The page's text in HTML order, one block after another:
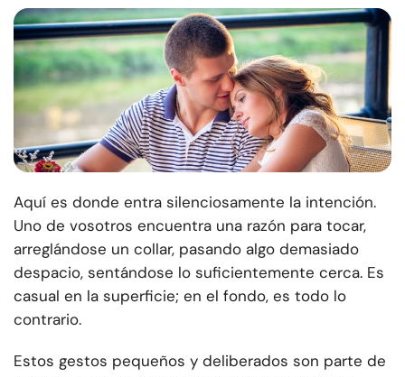
Aquí es donde entra silenciosamente la intención.
Uno de vosotros encuentra una razón para tocar,
arreglándose un collar, pasando algo demasiado
despacio, sentándose lo suficientemente cerca. Es
casual en la superficie; en el fondo, es todo lo
contrario.
Estos gestos pequeños y deliberados son parte de